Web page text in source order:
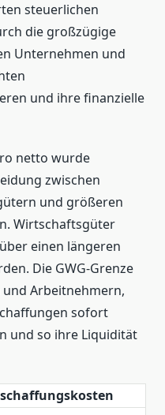
steuerlichen
die großzügige
Unternehmen und
und ihre finanzielle
netto wurde
zwischen
und größeren
Wirtschaftsgüter
einen längeren
Die GWG-Grenze
Arbeitnehmern,
sofort
und so ihre Liquidität